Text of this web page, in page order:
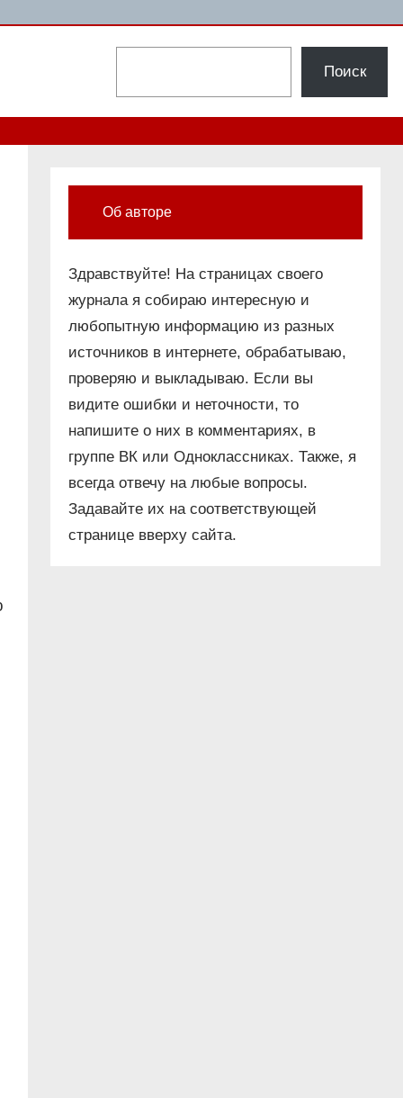
Поиск
Об авторе
Здравствуйте! На страницах своего
журнала я собираю интересную и
любопытную информацию из разных
источников в интернете, обрабатываю,
проверяю и выкладываю. Если вы
видите ошибки и неточности, то
напишите о них в комментариях, в
группе ВК или Одноклассниках. Также, я
всегда отвечу на любые вопросы.
Задавайте их на соответствующей
странице вверху сайта.